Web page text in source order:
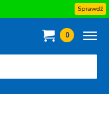
Sprawdź
0